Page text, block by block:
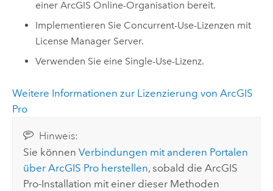
einerArcGIS Online-Organisation bereit.
Implementieren Sie Concurrent-Use-Lizenzen mit
License Manager Server.
Verwenden Sie eine Single-Use-Lizenz.
Weitere Informationen zur Lizenzierung von ArcGIS
Pro
Hinweis:
Sie könnenVerbindungen mit anderen Portalen
überArcGIS Pro herstellen, sobald dieArcGIS
Pro-Installation mit einer dieser Methoden